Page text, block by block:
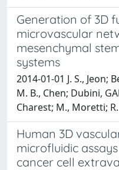
Generation of 3D
microvascular
mesenchymal
systems
2014-01-01 J. S., Jeon;
M. B., Chen; Dubini,
Charest; M., Moretti;
Human 3D
microfluidic
cancer cell